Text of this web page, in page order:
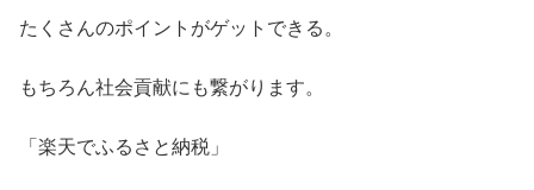
たくさんのポイントがゲットできる。
もちろん社会貢献にも繋がります。
「楽天でふるさと納税」